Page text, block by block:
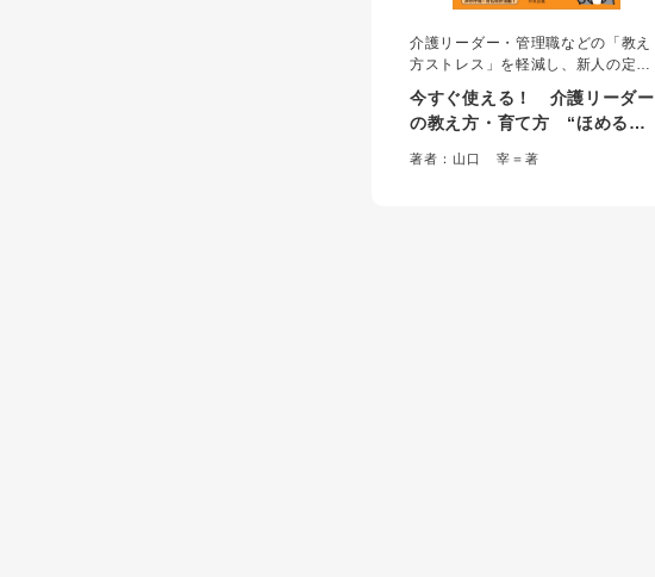
介護リーダー・管理職などの「教え
方ストレス」を軽減し、新人の定着
と即戦力化を実現するための人材育
成実践ガイド。心理学と教育理論に
もとづいた具体的な「教え方の型」
を提示し、指導者が「報われる努
今すぐ使える！ 介護リーダー
の教え方・育て方 “ほめる・
叱る”から“ＯＪＴ・１ｏｎ
著者：山口 宰＝著